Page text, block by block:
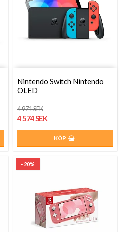
Nintendo Switch Nintendo
OLED
4 971 SEK
4 574 SEK
KÖP
- 20%